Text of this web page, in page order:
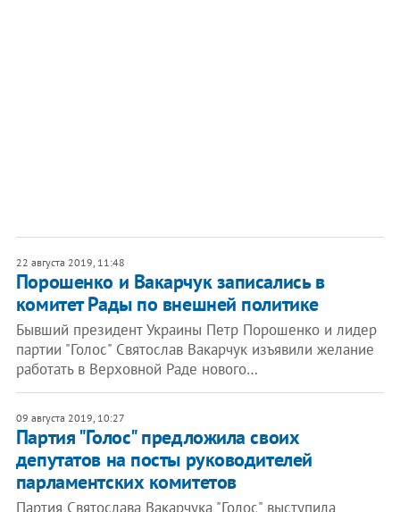
22 августа 2019, 11:48
Порошенко и Вакарчук записались в
комитет Рады по внешней политике
Бывший президент Украины Петр Порошенко и лидер
партии "Голос" Святослав Вакарчук изъявили желание
работать в Верховной Раде нового…
09 августа 2019, 10:27
Партия "Голос" предложила своих
депутатов на посты руководителей
парламентских комитетов
Партия Святослава Вакарчука "Голос" выступила